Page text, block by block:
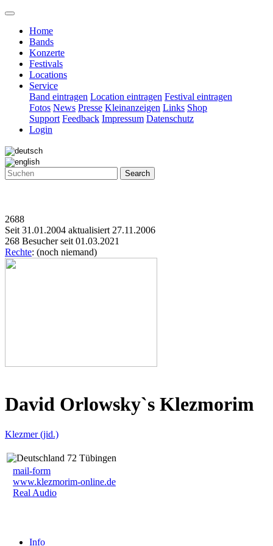
Home
Bands
Konzerte
Festivals
Locations
Service
Band eintragen Location eintragen Festival eintragen
Fotos News Presse Kleinanzeigen Links Shop
Support Feedback Impressum Datenschutz
Login
Search
2688
Seit 31.01.2004 aktualisiert 27.11.2006
268 Besucher seit 01.03.2021
Rechte: (noch niemand)
David Orlowsky`s Klezmorim
Klezmer (jid.)
72 Tübingen
mail-form
www.klezmorim-online.de
Real Audio
Info